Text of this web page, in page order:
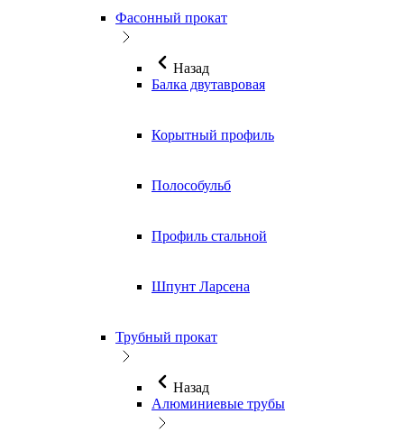
Фасонный прокат
Назад
Балка двутавровая
Корытный профиль
Полособульб
Профиль стальной
Шпунт Ларсена
Трубный прокат
Назад
Алюминиевые трубы